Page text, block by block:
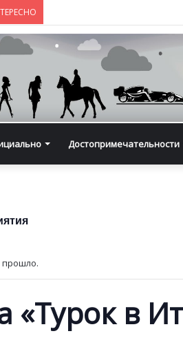
Достопримечательности
прошло.
«Турок в